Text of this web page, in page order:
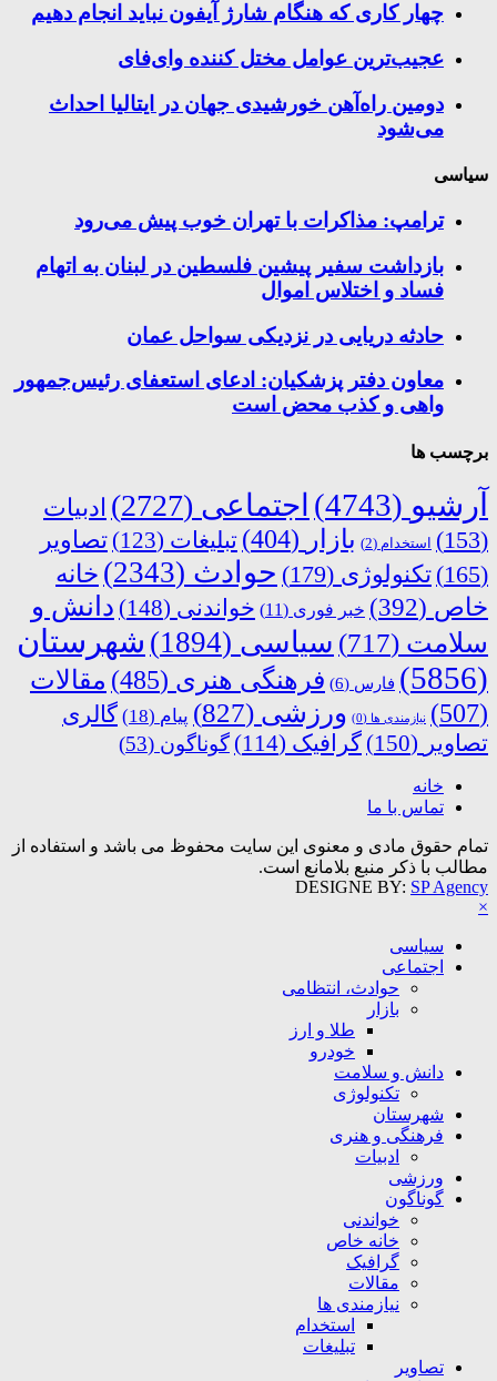
چهار کاری که هنگام شارژ آیفون نباید انجام دهیم
عجیب‌ترین عوامل مختل کننده وای‌فای
دومین راه‌آهن خورشیدی جهان در ایتالیا احداث
می‌شود
سیاسی
ترامپ: مذاکرات با تهران خوب پیش می‌رود
بازداشت سفیر پیشین فلسطین در لبنان به اتهام
فساد و اختلاس اموال
حادثه دریایی در نزدیکی سواحل عمان
معاون دفتر پزشکیان: ادعای استعفای رئیس‌جمهور
واهی و کذب محض است
برچسب ها
آرشیو (4743) اجتماعی (2727)
ادبیات
(153)
استخدام (2) بازار (404) تبلیغات (123)
تصاویر
(165)
تکنولوژی (179) حوادث (2343)
خانه
خاص (392) خبر فوری (11) خواندنی (148)
دانش و
سلامت (717) سیاسی (1894)
شهرستان
(5856)
فارس (6) فرهنگی هنری (485)
مقالات
(507)
نیازمندی ها (0) ورزشی (827) پیام (18)
گالری
تصاویر (150) گرافیک (114) گوناگون (53)
خانه
تماس با ما
تمام حقوق مادی و معنوی این سایت محفوظ می باشد و استفاده از
مطالب با ذکر منبع بلامانع است.
DESIGNE BY: SP Agency
×
سیاسی
اجتماعی
حوادث، انتظامی
بازار
طلا و ارز
خودرو
دانش و سلامت
تکنولوژی
شهرستان
فرهنگی و هنری
ادبیات
ورزشی
گوناگون
خواندنی
خانه خاص
گرافیک
مقالات
نیازمندی ها
استخدام
تبلیغات
تصاویر